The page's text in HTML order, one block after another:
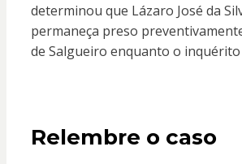
determinou que Lázaro José da
permaneça preso
de Salgueiro enquanto o
Relembre o caso